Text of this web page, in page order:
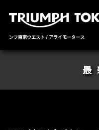
ンフ東京ウエスト / アライモータース
最